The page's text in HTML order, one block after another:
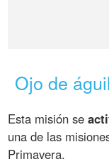
Ojo de
Esta misión se
una de las
Primavera.